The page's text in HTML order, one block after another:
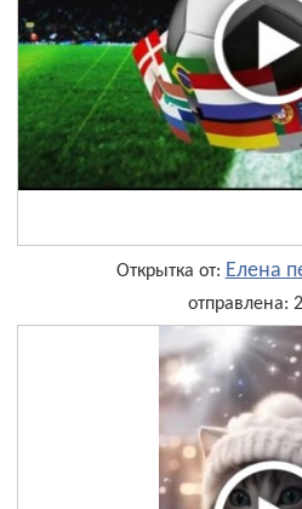
Открытка от: Елена
отправлена: